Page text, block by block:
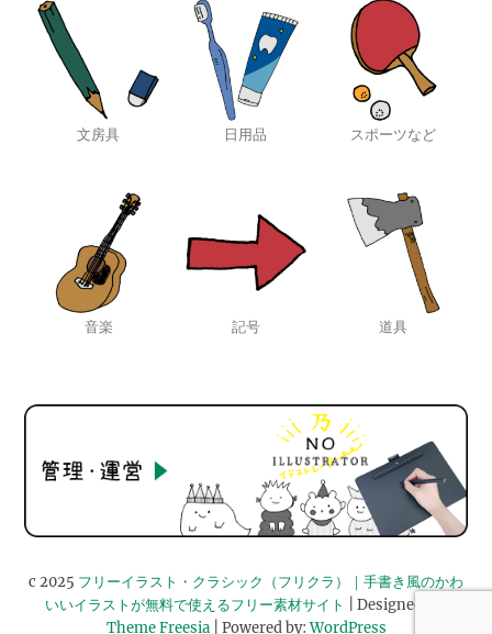
文房具 日用品 スポーツなど
音楽 記号 道具
c 2025 フリーイラスト・クラシック（フリクラ）｜手書き風のかわ
いいイラストが無料で使えるフリー素材サイト
| Designed by:
Theme Freesia| Powered by:WordPress